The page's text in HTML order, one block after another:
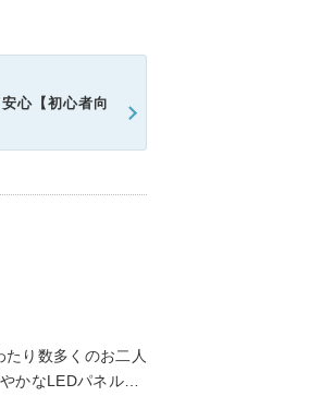
心【初心者向
り数多くのお二人
かなLEDパネル&